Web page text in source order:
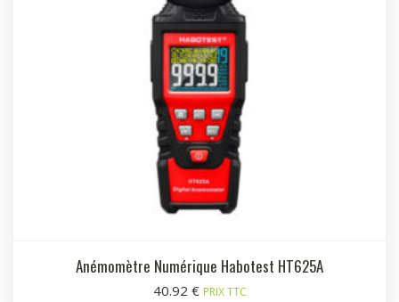
Anémomètre Numérique Habotest HT625A
40.92 € PRIX TTC